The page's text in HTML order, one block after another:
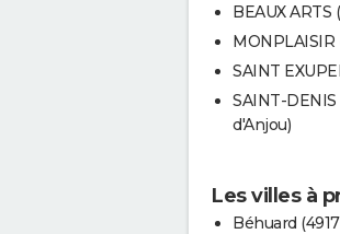
BEAUX ARTS
MONPLAISIR
SAINT
SAINT-
d'Anjou)
Les villes à
Béhuard